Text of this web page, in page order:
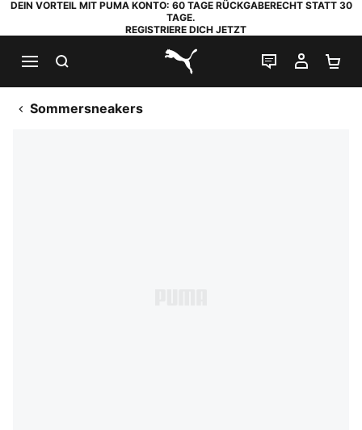
DEIN VORTEIL MIT PUMA KONTO: 60 TAGE RÜCKGABERECHT STATT 30
TAGE.
REGISTRIERE DICH JETZT
PUMA.com
LIVE-CHAT
MEIN
Sommersneakers